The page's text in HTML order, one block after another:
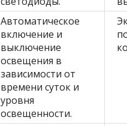
Автоматическое
включение и
выключение
освещения в
зависимости от
времени суток и
уровня
освещенности.